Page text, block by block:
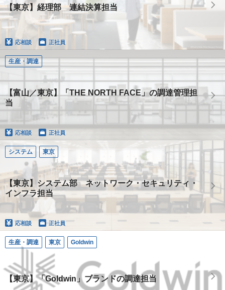
【東京】経理部 連結決算担当
応相談 正社員
生産・調達
【富山／東京】「THE NORTH FACE」の調達管理担
当
応相談 正社員
システム 東京
【東京】システム部 ネットワーク・セキュリティ・
インフラ担当
応相談 正社員
生産・調達 東京 Goldwin
【東京】「Goldwin」ブランドの調達担当